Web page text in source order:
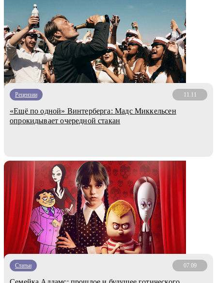
Рецензии 11.11
«Ещё по одной» Винтерберга: Мадс Миккельсен
опрокидывает очередной стакан
Статьи 07.09